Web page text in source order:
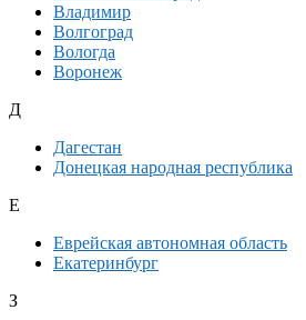
Владимир
Волгоград
Вологда
Воронеж
Д
Дагестан
Донецкая народная республика
Е
Еврейская автономная область
Екатеринбург
З